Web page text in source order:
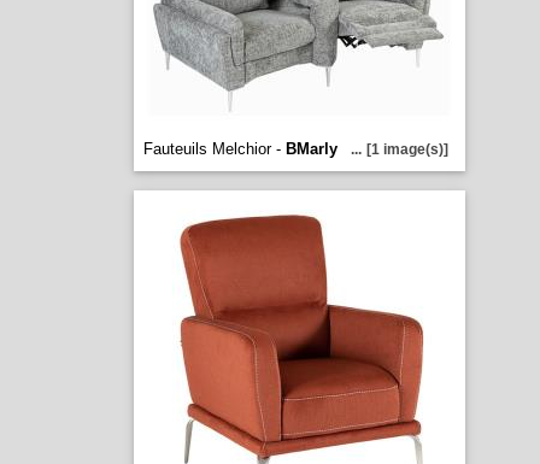
Fauteuils Melchior - BMarly ... [1 image(s)]